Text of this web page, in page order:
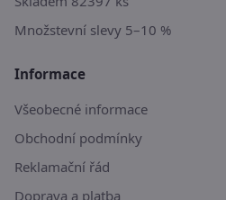
Množstevní slevy 5–10 %
Informace
Všeobecné informace
Obchodní podmínky
Reklamační řád
Doprava a platba